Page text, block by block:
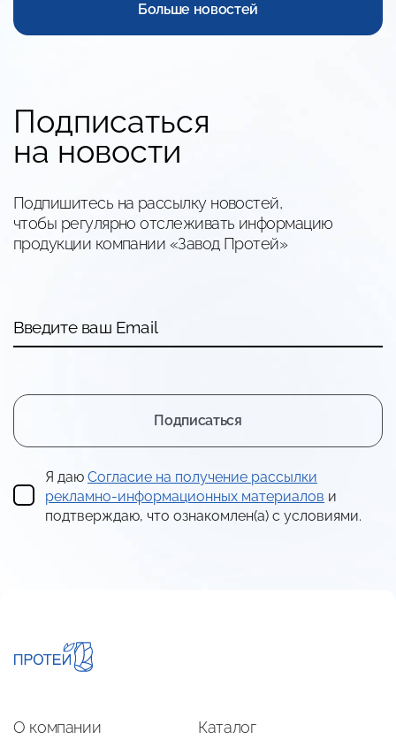
Больше новостей
Подписаться
на новости
Подпишитесь на рассылку новостей,
чтобы регулярно отслеживать информацию
продукции компании «Завод Протей»
Введите ваш Email
Подписаться
Я даю Согласие на получение рассылки
рекламно-информационных материалов и
подтверждаю, что ознакомлен(а) с условиями.
О компании Каталог